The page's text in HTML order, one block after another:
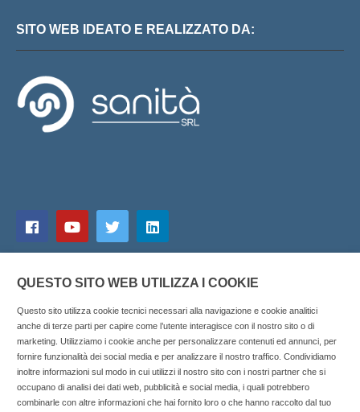
SITO WEB IDEATO E REALIZZATO DA:
Copyright © 2025 SOCIALFARMA - La piattaforma web per i
professionisti della farmacia. Tutti i diritti riservati.
QUESTO SITO WEB UTILIZZA I COOKIE
Questo sito utilizza cookie tecnici necessari alla navigazione e cookie analitici
anche di terze parti per capire come l’utente interagisce con il nostro sito o di
marketing. Utilizziamo i cookie anche per personalizzare contenuti ed annunci, per
fornire funzionalità dei social media e per analizzare il nostro traffico. Condividiamo
inoltre informazioni sul modo in cui utilizzi il nostro sito con i nostri partner che si
occupano di analisi dei dati web, pubblicità e social media, i quali potrebbero
combinarle con altre informazioni che hai fornito loro o che hanno raccolto dal tuo